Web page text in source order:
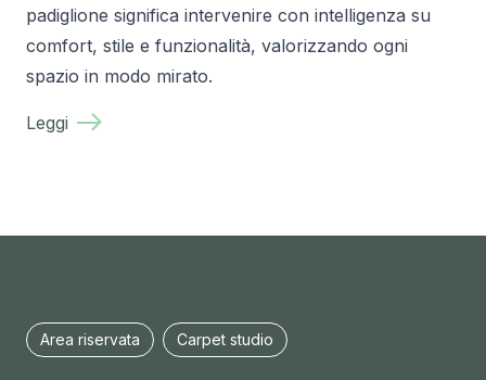
padiglione significa intervenire con intelligenza su
comfort, stile e funzionalità, valorizzando ogni
spazio in modo mirato.
Leggi
Area riservata Carpet studio